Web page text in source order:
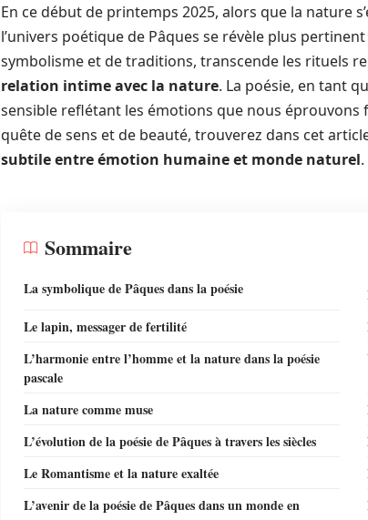
En ce début de printemps 2025, alors que la nature
l’univers poétique de Pâques se révèle plus
symbolisme et de traditions, transcende les rituels
relation intime avec la nature. La poésie, en tant
sensible reflétant les émotions que nous éprouvons
quête de sens et de beauté, trouverez dans cet
subtile entre émotion humaine et monde naturel.
Sommaire
La symbolique de Pâques dans la poésie
Le lapin, messager de fertilité
L’harmonie entre l’homme et la nature dans la poésie
pascale
La nature comme muse
L’évolution de la poésie de Pâques à travers les siècles
Le Romantisme et la nature exaltée
L’avenir de la poésie de Pâques dans un monde en